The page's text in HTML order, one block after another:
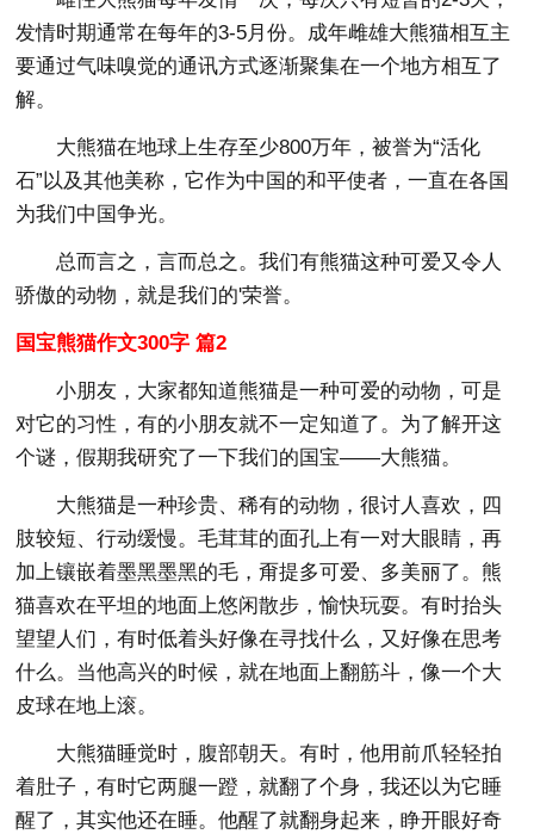
发情时期通常在每年的3-5月份。成年雌雄大熊猫相互主
要通过气味嗅觉的通讯方式逐渐聚集在一个地方相互了
解。
大熊猫在地球上生存至少800万年，被誉为“活化
石”以及其他美称，它作为中国的和平使者，一直在各国
为我们中国争光。
总而言之，言而总之。我们有熊猫这种可爱又令人
骄傲的动物，就是我们的'荣誉。
国宝熊猫作文300字 篇2
小朋友，大家都知道熊猫是一种可爱的动物，可是
对它的习性，有的小朋友就不一定知道了。为了解开这
个谜，假期我研究了一下我们的国宝——大熊猫。
大熊猫是一种珍贵、稀有的动物，很讨人喜欢，四
肢较短、行动缓慢。毛茸茸的面孔上有一对大眼睛，再
加上镶嵌着墨黑墨黑的毛，甭提多可爱、多美丽了。熊
猫喜欢在平坦的地面上悠闲散步，愉快玩耍。有时抬头
望望人们，有时低着头好像在寻找什么，又好像在思考
什么。当他高兴的时候，就在地面上翻筋斗，像一个大
皮球在地上滚。
大熊猫睡觉时，腹部朝天。有时，他用前爪轻轻拍
着肚子，有时它两腿一蹬，就翻了个身，我还以为它睡
醒了，其实他还在睡。他醒了就翻身起来，睁开眼好奇